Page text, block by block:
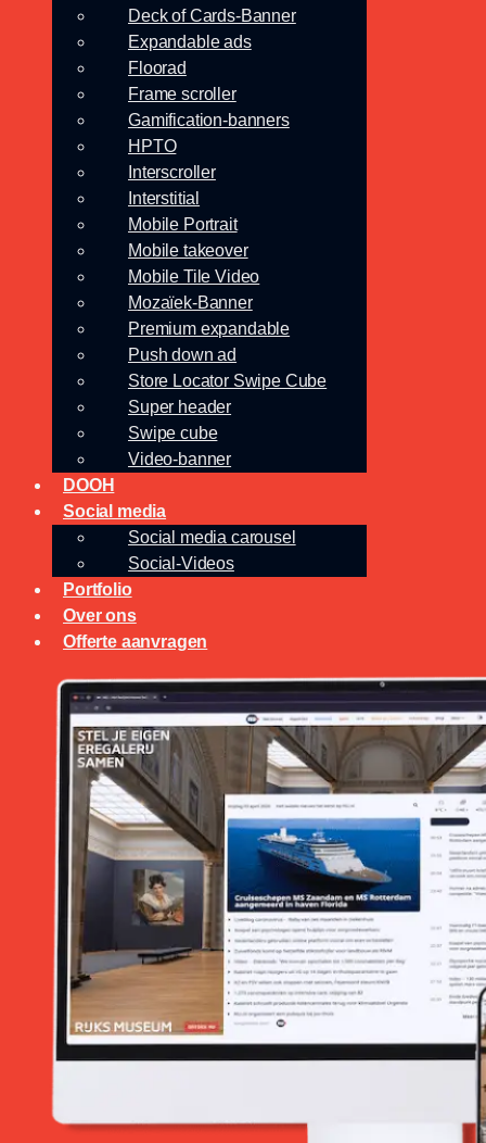
Deck of Cards-Banner
Expandable ads
Floorad
Frame scroller
Gamification-banners
HPTO
Interscroller
Interstitial
Mobile Portrait
Mobile takeover
Mobile Tile Video
Mozaïek-Banner
Premium expandable
Push down ad
Store Locator Swipe Cube
Super header
Swipe cube
Video-banner
DOOH
Social media
Social media carousel
Social-Videos
Portfolio
Over ons
Offerte aanvragen